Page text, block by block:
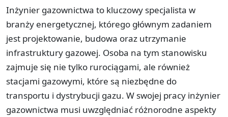
Inżynier gazownictwa to kluczowy specjalista w
branży energetycznej, którego głównym zadaniem
jest projektowanie, budowa oraz utrzymanie
infrastruktury gazowej. Osoba na tym stanowisku
zajmuje się nie tylko rurociągami, ale również
stacjami gazowymi, które są niezbędne do
transportu i dystrybucji gazu. W swojej pracy inżynier
gazownictwa musi uwzględniać różnorodne aspekty